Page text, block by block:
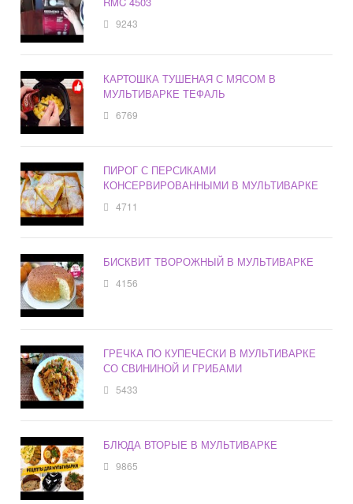
9243
КАРТОШКА ТУШЕНАЯ С МЯСОМ В
МУЛЬТИВАРКЕ ТЕФАЛЬ
6769
ПИРОГ С ПЕРСИКАМИ
КОНСЕРВИРОВАННЫМИ В МУЛЬТИВАРКЕ
4711
БИСКВИТ ТВОРОЖНЫЙ В МУЛЬТИВАРКЕ
4156
ГРЕЧКА ПО КУПЕЧЕСКИ В МУЛЬТИВАРКЕ
СО СВИНИНОЙ И ГРИБАМИ
5433
БЛЮДА ВТОРЫЕ В МУЛЬТИВАРКЕ
9865